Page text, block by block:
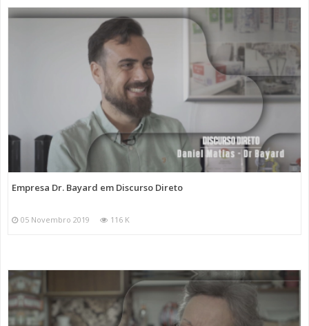
Empresa Dr. Bayard em Discurso Direto
05 Novembro 2019 116 K